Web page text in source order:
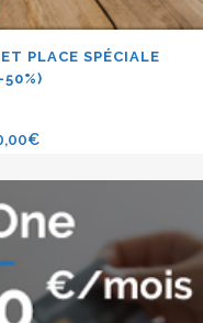
PLACE SPÉCIALE
50%)
€